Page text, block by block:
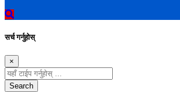
सर्च गर्नुहोस्
×
Search